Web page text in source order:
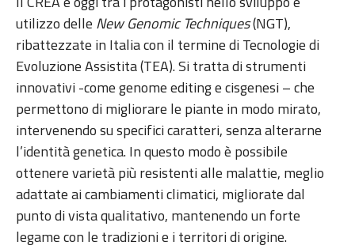
utilizzo delle New Genomic Techniques(NGT),
ribattezzate in Italia con il termine di Tecnologie di
Evoluzione Assistita (TEA). Si tratta di strumenti
innovativi -come genome editing e cisgenesi – che
permettono di migliorare le piante in modo mirato,
intervenendo su specifici caratteri, senza alterarne
l’identità genetica. In questo modo è possibile
ottenere varietà più resistenti alle malattie, meglio
adattate ai cambiamenti climatici, migliorate dal
punto di vista qualitativo, mantenendo un forte
legame con le tradizioni e i territori di origine.